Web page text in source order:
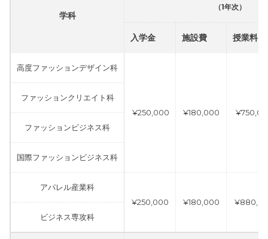
学科
（1年次）
入学金 施設費 授業料
高度ファッションデザイン科
¥250,000 ¥180,000
ファッションクリエイト科
ファッションビジネス科
国際ファッションビジネス科
アパレル産業科
¥250,000
¥180,000
ビジネス専攻科